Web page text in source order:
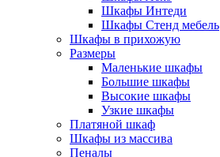
Шкафы Интеди
Шкафы Стенд мебель
Шкафы в прихожую
Размеры
Маленькие шкафы
Большие шкафы
Высокие шкафы
Узкие шкафы
Платяной шкаф
Шкафы из массива
Пеналы